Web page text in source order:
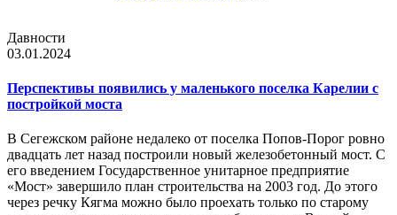
Давности
03.01.2024
Перспективы появились у маленького поселка Карелии с
постройкой моста
В Сегежском районе недалеко от поселка Попов-Порог ровно
двадцать лет назад построили новый железобетонный мост. С
его введением Государственное унитарное предприятие
«Мост» завершило план строительства на 2003 год. До этого
через речку Кягма можно было проехать только по старому